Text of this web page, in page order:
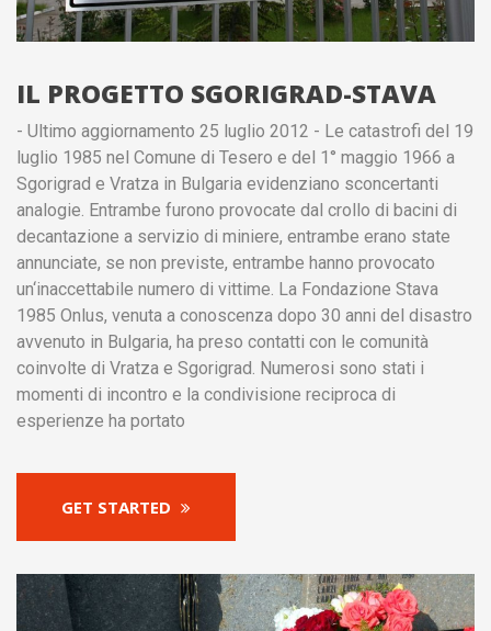
IL PROGETTO SGORIGRAD-STAVA
- Ultimo aggiornamento 25 luglio 2012 - Le catastrofi del 19
luglio 1985 nel Comune di Tesero e del 1° maggio 1966 a
Sgorigrad e Vratza in Bulgaria evidenziano sconcertanti
analogie. Entrambe furono provocate dal crollo di bacini di
decantazione a servizio di miniere, entrambe erano state
annunciate, se non previste, entrambe hanno provocato
un‘inaccettabile numero di vittime. La Fondazione Stava
1985 Onlus, venuta a conoscenza dopo 30 anni del disastro
avvenuto in Bulgaria, ha preso contatti con le comunità
coinvolte di Vratza e Sgorigrad. Numerosi sono stati i
momenti di incontro e la condivisione reciproca di
esperienze ha portato
GET STARTED